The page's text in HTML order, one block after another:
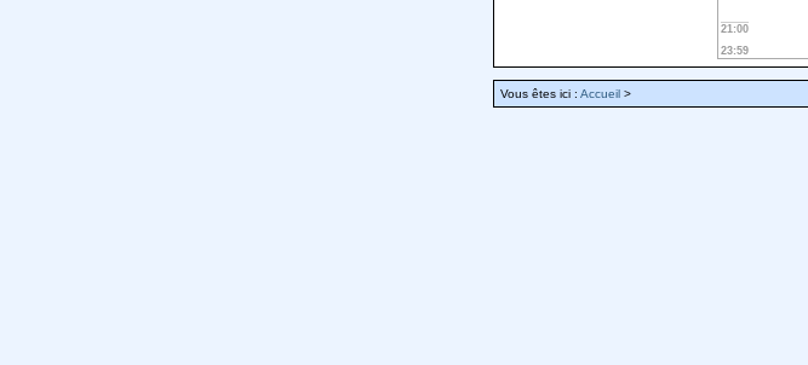
21:00
23:59
Vous êtes ici : Accueil >